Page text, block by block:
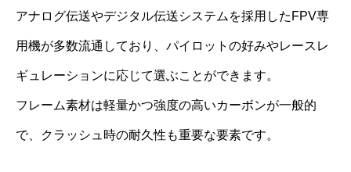
アナログ伝送やデジタル伝送システムを採用したFPV専
用機が多数流通しており、パイロットの好みやレースレ
ギュレーションに応じて選ぶことができます。
フレーム素材は軽量かつ強度の高いカーボンが一般的
で、クラッシュ時の耐久性も重要な要素です。